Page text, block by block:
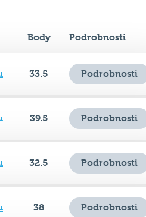
39.5 Podrobnosti
32.5 Podrobnosti
38 Podrobnosti
39 Podrobnosti